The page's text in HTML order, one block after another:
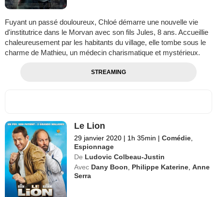
Fuyant un passé douloureux, Chloé démarre une nouvelle vie
d'institutrice dans le Morvan avec son fils Jules, 8 ans. Accueillie
chaleureusement par les habitants du village, elle tombe sous le
charme de Mathieu, un médecin charismatique et mystérieux.
STREAMING
Le Lion
29 janvier 2020 | 1h 35min | Comédie
Espionnage
De Ludovic Colbeau-Justin
Avec Dany Boon Philippe Katerine ,Anne
Serra